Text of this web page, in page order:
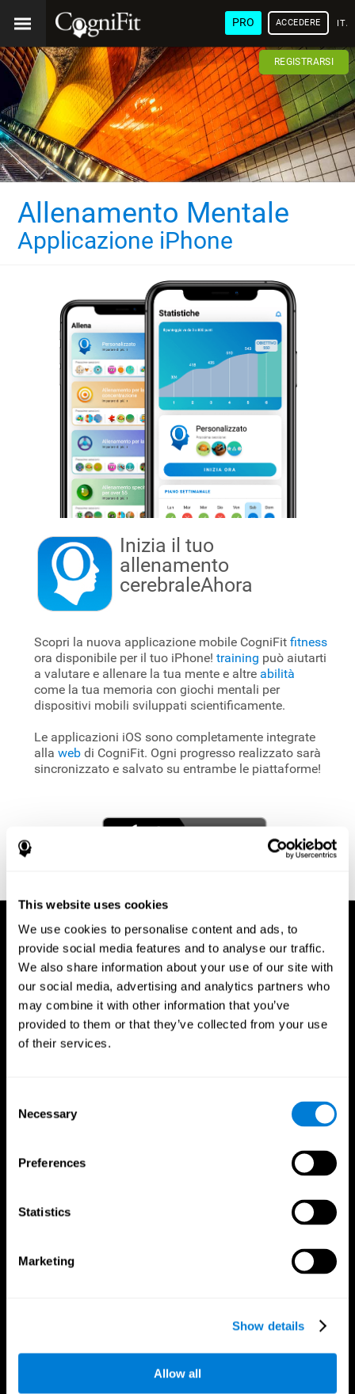
This website uses cookies
We use cookies to personalise content and ads, to
provide social media features and to analyse our traffic.
We also share information about your use of our site with
our social media, advertising and analytics partners who
may combine it with other information that you’ve
provided to them or that they’ve collected from your use
of their services.
Selection
Necessary
Preferences
Statistics
Marketing
Show details
Allow all
PRO ACCEDERE
REGISTRARSI
Allenamento Mentale
Applicazione iPhone
Inizia il tuo
allenamento
cerebraleAhora
Scopri la nuova applicazione mobile CogniFit fitness
ora disponibile per il tuo iPhone! training può aiutarti
a valutare e allenare la tua mente e altre abilità
come la tua memoria con giochi mentali per
dispositivi mobili sviluppati scientificamente.
Le applicazioni iOS sono completamente integrate
alla webdi CogniFit. Ogni progresso realizzato sarà
sincronizzato e salvato su entrambe le piattaforme!